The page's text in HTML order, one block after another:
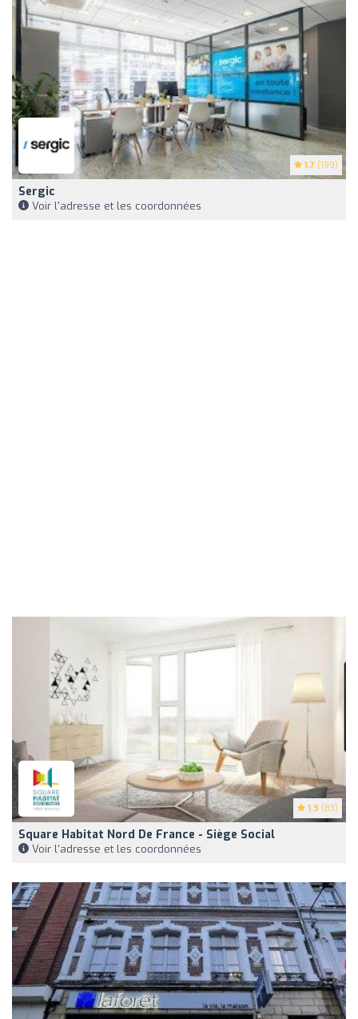
1.7 (199)
Sergic
Voir l'adresse et les coordonnées
1.9 (83)
Square Habitat Nord De France - Siège Social
Voir l'adresse et les coordonnées